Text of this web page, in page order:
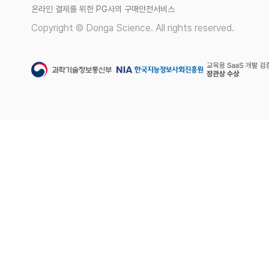
온라인 결제를 위한 PG사의 구매안전서비스
Copyright © Donga Science. All rights reserved.